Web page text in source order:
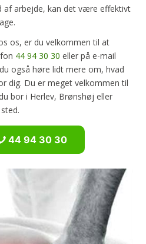
af arbejde, kan det være effektivt
os, er du velkommen til at
44 94 30 30 eller på e-mail
også høre lidt mere om, hvad
dig. Du er meget velkommen til
bor i Herlev, Brønshøj eller
44 94 30 30